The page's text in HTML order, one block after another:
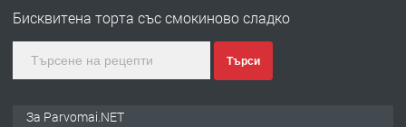
Бисквитена торта със смокиново сладко
Търси
За Parvomai.NET